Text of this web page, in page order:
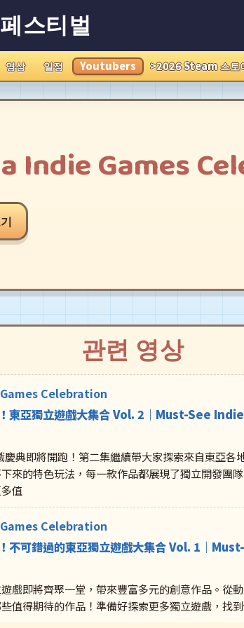
스티벌
영상 일정 Youtubers >2026 Steam 스토
Indie Games
관련 영상
Celebration
東亞獨立遊戲大集合 Vol. 2｜Must-See
慶典即將開跑！第二集繼續帶大家探索來自東亞
來的特色玩法，每一款作品都展現了獨立開發團
值
Celebration
不可錯過的東亞獨立遊戲大集合 Vol. 1｜
戲即將齊聚一堂，帶來豐富多元的創意作品。從
值得期待的作品！準備好探索更多獨立遊戲，找